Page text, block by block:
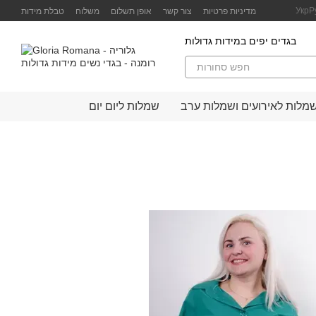
Перейти к основному контенту
טבלת מידות משלוח אופן תשלום צור קשר מדיניות פרטיות Укр
בגדים יפים במידות גדולות
שמלות ליום יום לאירועים ושמלות ערב